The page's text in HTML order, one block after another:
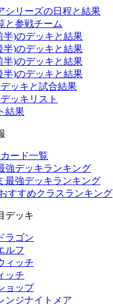
シリーズの日程と結果
と参戦チーム
半)のデッキと結果
半)のデッキと結果
半)のデッキと結果
半)のデッキと結果
ッキと試合結果
ッキリスト
結果
ード一覧
強デッキランキング
最強デッキランキング
すすめクラスランキング
デッキ
ラゴン
ルフ
ィッチ
ッチ
ョップ
ンジナイトメア